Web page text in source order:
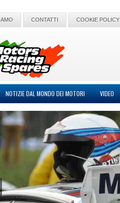
CONTATTI COOKIE POLICY
NOTIZIE DAL MONDO DEI MOTORI VIDEO